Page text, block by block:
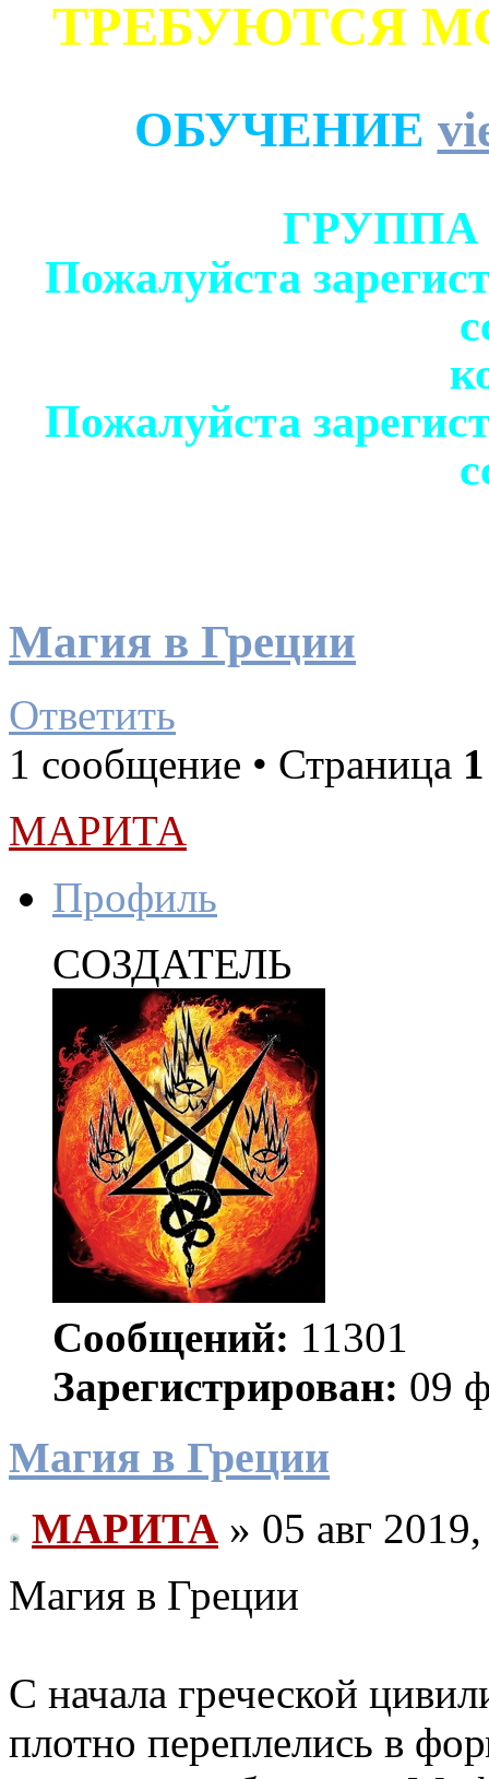
ТРЕБУЮТСЯ
ОБУЧЕНИЕ
Пожалуйста
Пожалуйста
Магия в Греции
Ответить
1 сообщение • Страница 1
МАРИТА
Профиль
СОЗДАТЕЛЬ
Сообщений: 11301
Зарегистрирован: 09
Магия в Греции
МАРИТА » 05 авг
Магия в Греции
С начала греческой
плотно переплелись в